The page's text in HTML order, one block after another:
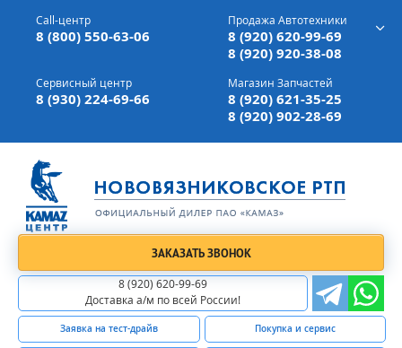
г. Вязники,ул. Механизаторов, д 90
Доставка а/м,по всей России
Call-центр
8 (800) 550-63-06
Продажа Автотехники
8 (920) 620-99-69
8 (920) 920-38-08
Сервисный центр
8 (930) 224-69-66
Магазин Запчастей
8 (920) 621-35-25
8 (920) 902-28-69
ЗАКАЗАТЬ ЗВОНОК
8 (920) 620-99-69
Доставка а/м по всей России!
Заявка на тест-драйв Покупка и сервис